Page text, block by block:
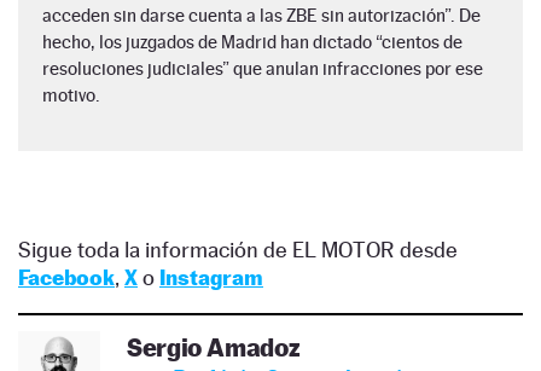
acceden sin darse cuenta a las ZBE sin autorización”. De
hecho, los juzgados de Madrid han dictado “cientos de
resoluciones judiciales” que anulan infracciones por ese
motivo.
Sigue toda la información de EL MOTOR desde
Facebook, Xo Instagram
Sergio Amadoz